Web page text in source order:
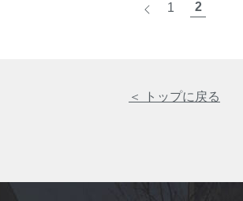
<
1 2
＜ トップに戻る